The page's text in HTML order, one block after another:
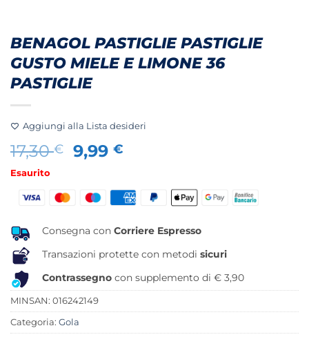
BENAGOL PASTIGLIE PASTIGLIE
GUSTO MIELE E LIMONE 36
PASTIGLIE
Aggiungi alla Lista desideri
17,30€
Il
era:
9,99€
attuale
è:
Esaurito
Consegna con Corriere Espresso
Transazioni protette con metodi sicuri
Contrassegno con supplemento di € 3,90
MINSAN: 016242149
Categoria: Gola